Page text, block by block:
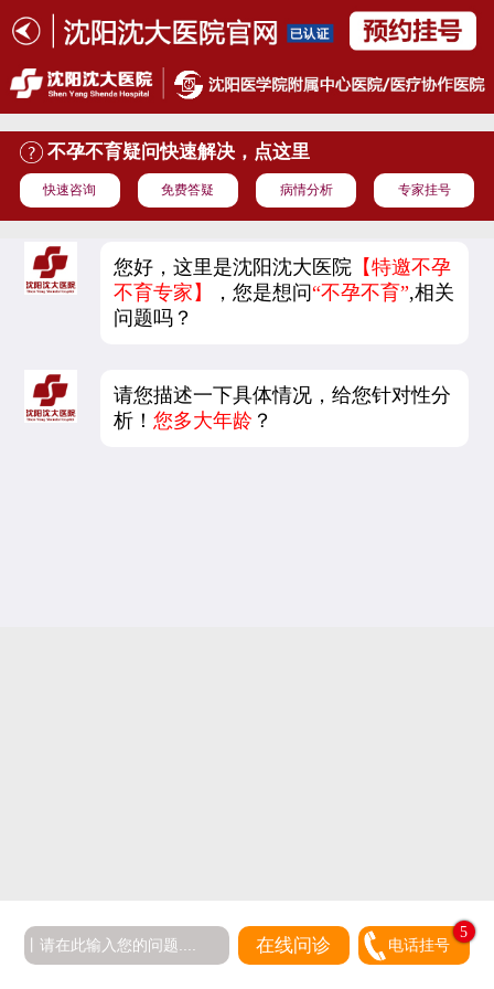
不孕不育疑问快速解决，点这里
快速咨询 免费答疑 病情分析 专家挂号
您好，这里是沈阳沈大医院 【特邀不孕
不育专家】
，您是想问“不孕不育” ,相关
问题吗？
请您描述一下具体情况，给您针对性分
析！您多大年龄 ？
在线问诊 电话挂号
5